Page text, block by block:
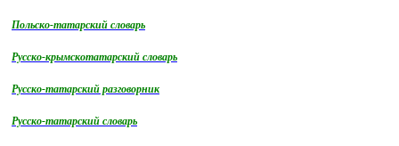
Польско-татарский словарь
Русско-крымскотатарский словарь
Русско-татарский разговорник
Русско-татарский словарь